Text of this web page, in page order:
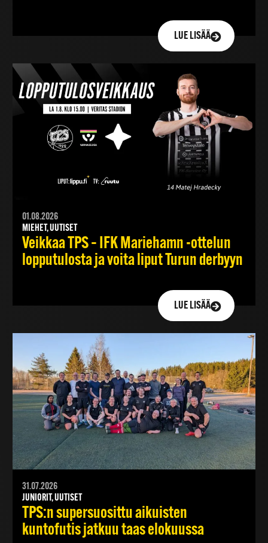
LUE LISÄÄ
01.08.2026
MIEHET, UUTISET
Veikkaa TPS – IFK Mariehamn -ottelun
lopputulosta ja voita liput Turun derbyyn
LUE LISÄÄ
31.07.2026
JUNIORIT, UUTISET
TPS:n supersuosittu aikuisten
kuntofutis jatkuu taas elokuussa